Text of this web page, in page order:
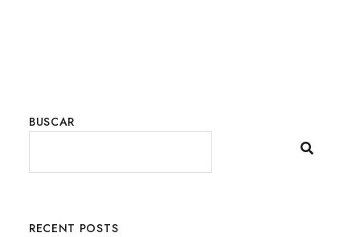
BUSCAR
RECENT POSTS